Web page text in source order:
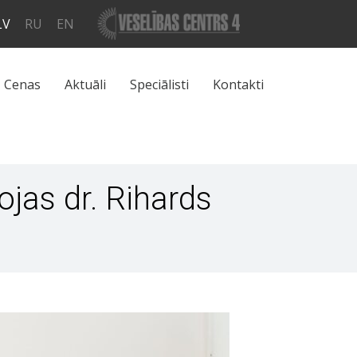
RU EN
Cenas Aktuāli Speciālisti Kontakti
dr. Rihards